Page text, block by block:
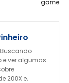
game
e ver algumas
200X e,